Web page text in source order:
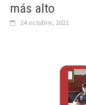
más alto
24 octubre, 2021